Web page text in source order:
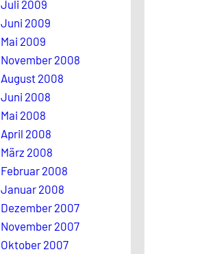
Juli 2009
Juni 2009
Mai 2009
November 2008
August 2008
Juni 2008
Mai 2008
April 2008
März 2008
Februar 2008
Januar 2008
Dezember 2007
November 2007
Oktober 2007